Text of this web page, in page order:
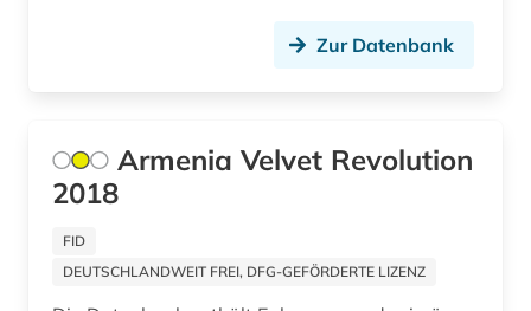
Zur Datenbank
Armenia Velvet Revolution
2018
FID
DEUTSCHLANDWEIT FREI, DFG-GEFÖRDERTE LIZENZ